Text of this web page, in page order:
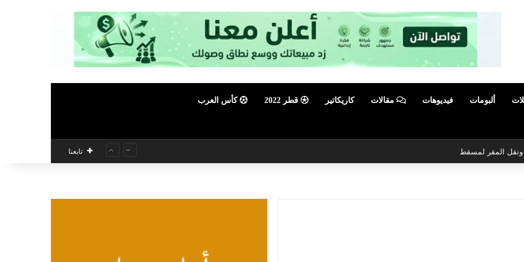
ألبومات فيديوهات مقالات كاريكاتير قطر 2022 كأس العرب
فعالية صيفية رياضية وترفيهية تابعنا